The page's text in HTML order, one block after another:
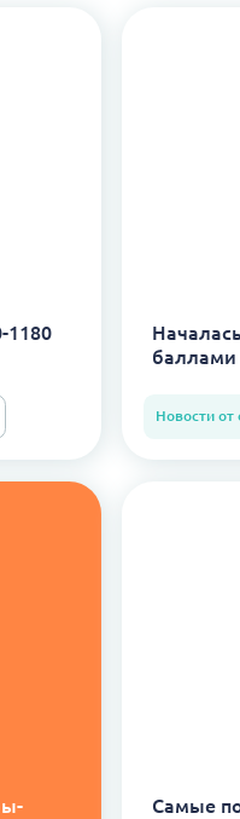
1180
баллами
Новости от
Самые